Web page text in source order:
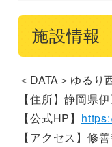
施設情報
＜DATA＞ゆるり
【住所】静岡県
【公式HP】
【アクセス】修